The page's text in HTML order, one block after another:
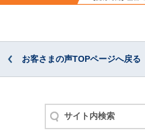
お客さまの声TOPページへ戻る